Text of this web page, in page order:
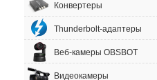
Конвертеры
Thunderbolt-адаптеры
Веб-камеры OBSBOT
Видеокамеры